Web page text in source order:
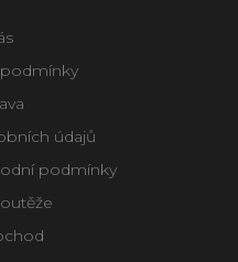
údajů
podmínky